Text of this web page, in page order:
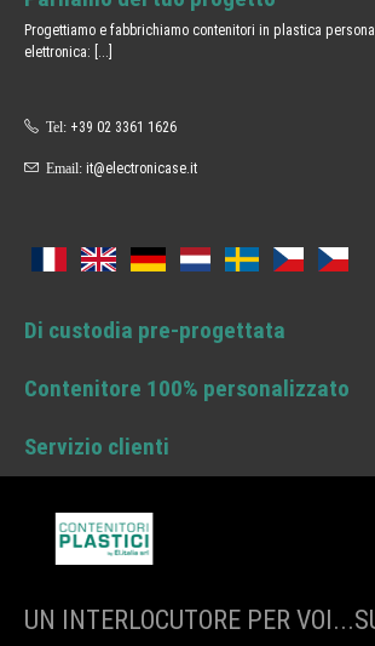
Progettiamo e fabbrichiamo contenitori in plastica
elettronica: [...]
Tel: +39 02 3361 1626
Email: it@electronicase.it
Di custodia pre-progettata
Contenitore 100% personalizzato
Servizio clienti
UN INTERLOCUTORE PER